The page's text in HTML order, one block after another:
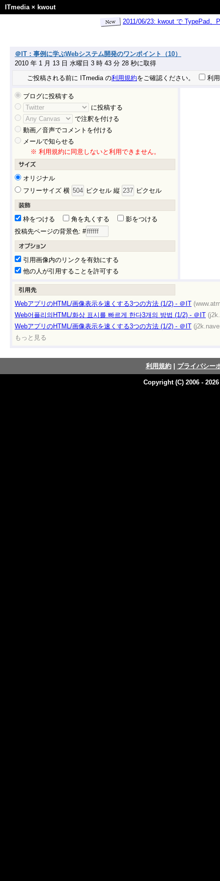
ITmedia× kwout
2011/06/23: kwout で TypePad
＠IT：事例に学ぶWebシステム開発のワンポイント（10）
2010 年 1 月 13 日 水曜日 3 時 43 分 28 秒に取得
ご投稿される前に ITmedia の利用規約をご確認ください。 利
ブログに投稿する
に投稿する
で注釈を付ける
動画／音声でコメントを付ける
メールで知らせる
※ 利用規約に同意しないと利用できません。
オリジナル
フリーサイズ 横
ピクセル 縦 ピクセル
枠をつける 角を丸くする
影をつける
投稿先ページの背景色: #
引用画像内のリンクを有効にする
他の人が引用することを許可する
WebアプリのHTML/画像表示を速くする3つの方法 (1/2) - ＠IT
Web어플리의HTML/화상 표시를 빠르게 한다3개의 방법 (1/2) - ＠IT
WebアプリのHTML/画像表示を速くする3つの方法 (1/2) - ＠IT
もっと見る
利用規約| プライバシー
Copyright (C) 2006 -